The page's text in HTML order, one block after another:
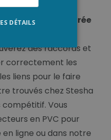
piscine intégrée
des raccords et
correctement les
liens pour le faire
trouvés chez Stesha
Vous
en PVC pour
ligne ou dans notre
DÉTAILS